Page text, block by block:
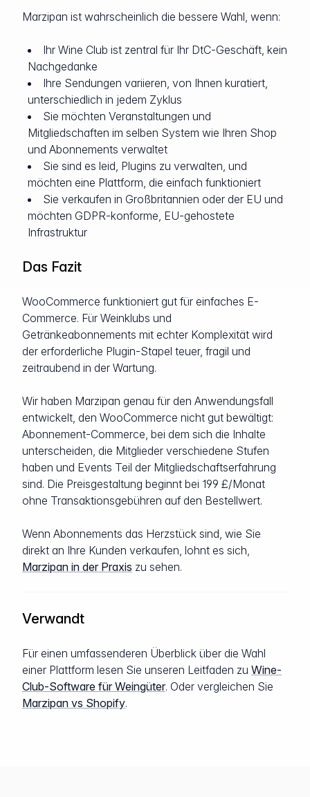
Marzipan ist wahrscheinlich die bessere Wahl, wenn:
Ihr Wine Club ist zentral für Ihr DtC-Geschäft, kein
Nachgedanke
Ihre Sendungen variieren, von Ihnen kuratiert,
unterschiedlich in jedem Zyklus
Sie möchten Veranstaltungen und
Mitgliedschaften im selben System wie Ihren Shop
und Abonnements verwaltet
Sie sind es leid, Plugins zu verwalten, und
möchten eine Plattform, die einfach funktioniert
Sie verkaufen in Großbritannien oder der EU und
möchten GDPR-konforme, EU-gehostete
Infrastruktur
Das Fazit
WooCommerce funktioniert gut für einfaches E-
Commerce. Für Weinklubs und
Getränkeabonnements mit echter Komplexität wird
der erforderliche Plugin-Stapel teuer, fragil und
zeitraubend in der Wartung.
Wir haben Marzipan genau für den Anwendungsfall
entwickelt, den WooCommerce nicht gut bewältigt:
Abonnement-Commerce, bei dem sich die Inhalte
unterscheiden, die Mitglieder verschiedene Stufen
haben und Events Teil der Mitgliedschaftserfahrung
sind. Die Preisgestaltung beginnt bei 199 £/Monat
ohne Transaktionsgebühren auf den Bestellwert.
Wenn Abonnements das Herzstück sind, wie Sie
direkt an Ihre Kunden verkaufen, lohnt es sich,
Marzipan in der Praxis zu sehen.
Verwandt
Für einen umfassenderen Überblick über die Wahl
einer Plattform lesen Sie unseren Leitfaden zu Wine-
Club-Software für Weingüter. Oder vergleichen Sie
Marzipan vs Shopify.